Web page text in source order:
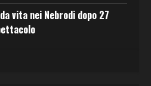
vita nei Nebrodi dopo 27